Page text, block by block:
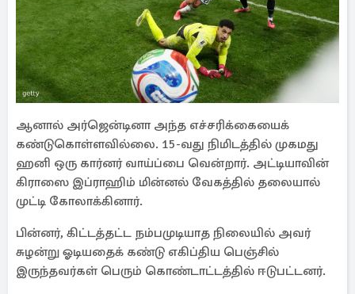
ஆனால் அர்ஜென்டினா அந்த எச்சரிக்கையைக்
கண்டுகொள்ளவில்லை. 15-வது நிமிடத்தில் முகமது
ஹனி ஒரு கார்னர் வாய்ப்பை வென்றார். அட்டியாவின்
கிராஸை இப்ராஹிம் மின்னல் வேகத்தில் தலையால்
முட்டி கோலாக்கினார்.
பின்னர், கிட்டத்தட்ட நம்பமுடியாத நிலையில் அவர்
சுழன்று ஓடியதைக் கண்டு எகிப்திய பெஞ்சில்
இருந்தவர்கள் பெரும் கொண்டாட்டத்தில் ஈடுபட்டனர்.